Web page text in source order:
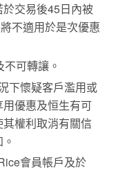
交易後45日內被
不適用於是次優惠
可轉讓。
下懷疑客戶濫用或
優惠及恒生有可
權利取消有關信
會員帳戶及於